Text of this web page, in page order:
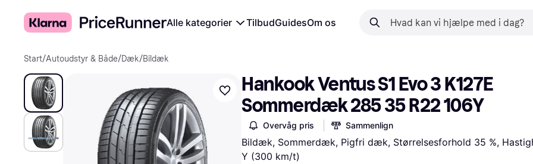
Alle kategorier TilbudGuidesOm os
Start/Autoudstyr & Både/Dæk/Bildæk
Hankook Ventus S1 Evo 3 K127E
Sommerdæk 285 35 R22 106Y
Overvåg pris Sammenlign
Bildæk, Sommerdæk, Pigfri dæk, Størrelsesforhold 35 %,
Y (300 km/t)